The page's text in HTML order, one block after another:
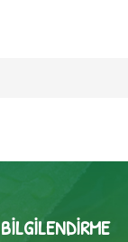
BILGILENDIRME